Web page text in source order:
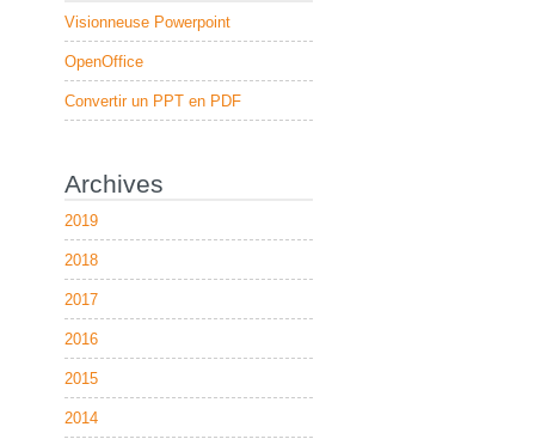
Visionneuse Powerpoint
OpenOffice
Convertir un PPT en PDF
Archives
2019
2018
2017
2016
2015
2014